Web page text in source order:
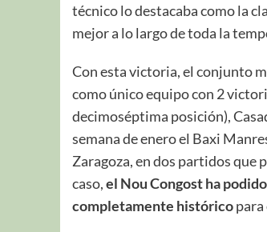
técnico lo destacaba como la
mejor a lo largo de toda la
Con esta victoria, el conjunto
como único equipo con 2
decimoséptima posición),
semana de enero el Baxi
Zaragoza, en dos partidos que
caso,el Nou Congost ha
completamente históricopara